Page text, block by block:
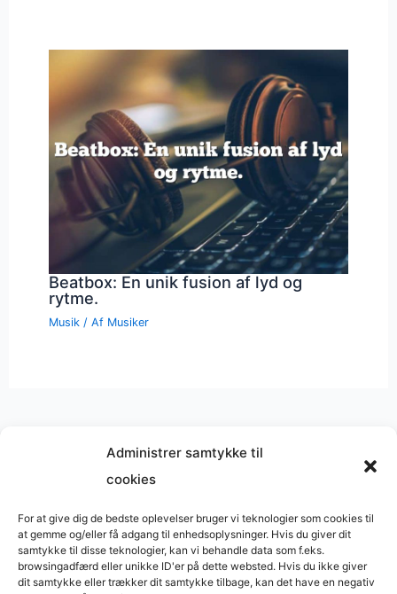
Administrer samtykke til
cookies
For at give dig de bedste oplevelser bruger vi teknologier som cookies til
at gemme og/eller få adgang til enhedsoplysninger. Hvis du giver dit
samtykke til disse teknologier, kan vi behandle data som f.eks.
browsingadfærd eller unikke ID'er på dette websted. Hvis du ikke giver
dit samtykke eller trækker dit samtykke tilbage, kan det have en negativ
Beatbox: En unik fusion af lyd og
rytme.
Musik / Af Musiker
Musik på
Copyright © 2026 BasimWorld
Udviklet afWebbureau.dk
Bygget medWordPress